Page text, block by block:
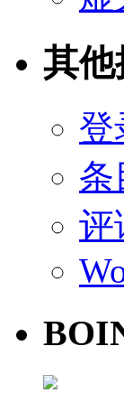
其他
登
条
评